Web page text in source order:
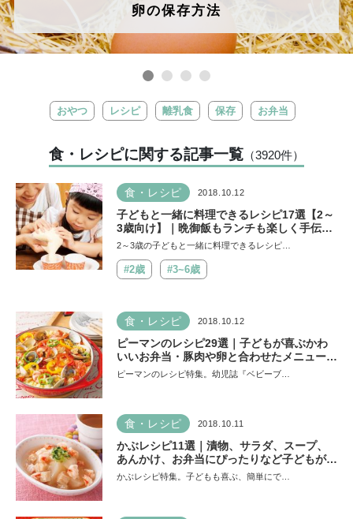
卵の保存方法
おやつ レシピ 離乳食 保存 お弁当
食・レシピに関する記事一覧 （3920件）
食・レシピ 2018.10.12
子どもと一緒に料理できるレシピ17選【2～
3歳向け】｜晩御飯もランチも楽しく手伝っ
てもらおう！
2～3歳の子どもと一緒に料理できるレシピ…
#2歳 #3~6歳
食・レシピ 2018.10.12
ピーマンのレシピ29選｜子どもが喜ぶかわ
いいお弁当・豚肉や卵と合わせたメニュー・
手軽な副菜など
ピーマンのレシピ特集。幼児誌『ベビーブ…
食・レシピ 2018.10.11
かぶレシピ11選｜漬物、サラダ、スープ、
あんかけ、お弁当にぴったりなど子どもが喜
ぶかぶレシピ特集
かぶレシピ特集。子どもも喜ぶ、簡単にで…